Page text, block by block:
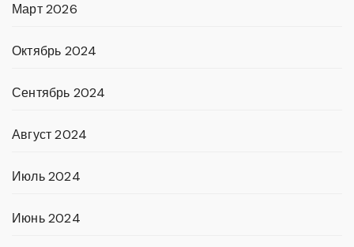
Март 2026
Октябрь 2024
Сентябрь 2024
Август 2024
Июль 2024
Июнь 2024